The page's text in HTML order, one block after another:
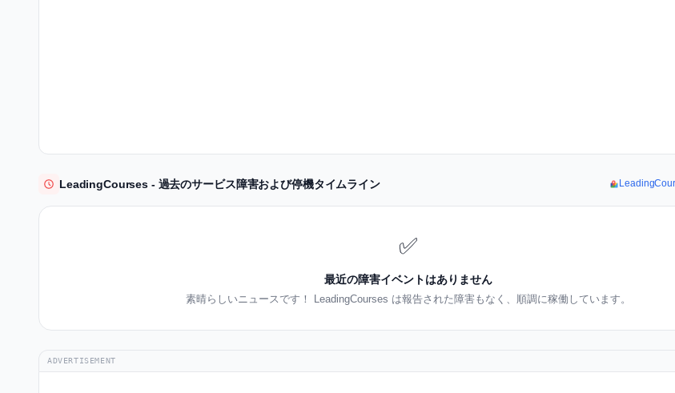
LeadingCourses - 過去のサービス障害および停機タイムライン
✅
最近の障害イベントはありません
素晴らしいニュースです！ LeadingCourses は報告された障害もなく、順調に稼働しています。
ADVERTISEMENT